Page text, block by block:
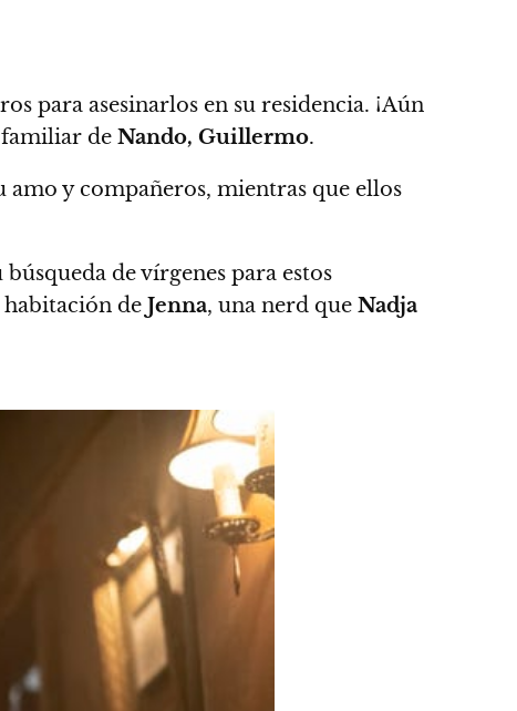
para asesinarlos en su residencia. ¡Aún
familiar de Nando, Guillermo.
amo y compañeros, mientras que ellos
de vírgenes para estos
habitación de Jenna, una nerd que Nadja